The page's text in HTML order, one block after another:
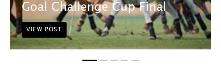
Goal Challenge Cup Final
VIEW POST